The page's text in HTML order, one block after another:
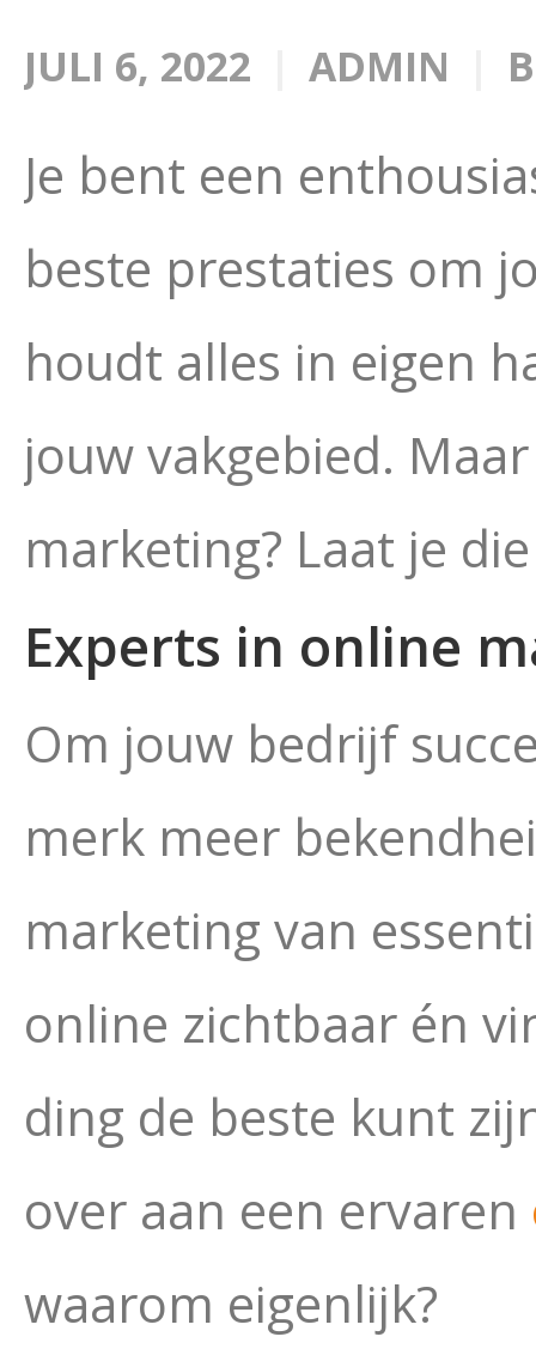
JULI 6, 2022 ADMIN
Je bent een
beste prestaties om
houdt alles in eigen
jouw vakgebied.
marketing? Laat je
Experts in online
Om jouw bedrijf
merk meer
marketing van
online zichtbaar én
ding de beste kunt
over aan een ervaren
waarom eigenlijk?